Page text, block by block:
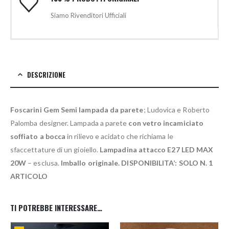
Siamo Rivenditori Ufficiali
DESCRIZIONE
Foscarini Gem Semi lampada da parete; Ludovica e Roberto
Palomba designer. Lampada a parete con vetro incamiciato
soffiato a bocca in rilievo e acidato che richiama le
sfaccettature di un gioiello. Lampadina attacco E27 LED MAX
20W – esclusa. Imballo originale. DISPONIBILITA’: SOLO N. 1
ARTICOLO
TI POTREBBE INTERESSARE…